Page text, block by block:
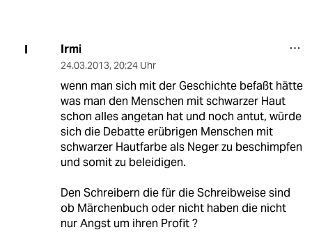
I Irmi
24.03.2013, 20:24 Uhr
wenn man sich mit der Geschichte befaßt hätte
was man den Menschen mit schwarzer Haut
schon alles angetan hat und noch antut, würde
sich die Debatte erübrigen Menschen mit
schwarzer Hautfarbe als Neger zu beschimpfen
und somit zu beleidigen.
Den Schreibern die für die Schreibweise sind
ob Märchenbuch oder nicht haben die nicht
nur Angst um ihren Profit ?